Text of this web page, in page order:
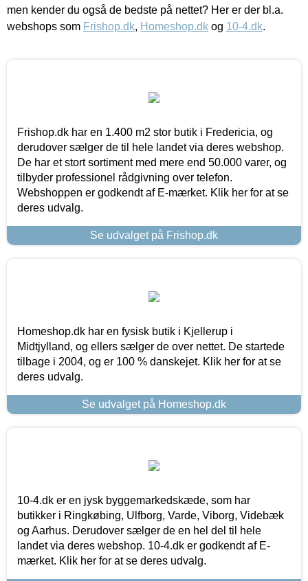
men kender du også de bedste på nettet? Her er der bl.a.
webshops som Frishop.dk, Homeshop.dk og 10-4.dk.
Frishop.dk har en 1.400 m2 stor butik i Fredericia, og
derudover sælger de til hele landet via deres webshop.
De har et stort sortiment med mere end 50.000 varer, og
tilbyder professionel rådgivning over telefon.
Webshoppen er godkendt af E-mærket. Klik her for at se
deres udvalg.
Se udvalget på Frishop.dk
Homeshop.dk har en fysisk butik i Kjellerup i
Midtjylland, og ellers sælger de over nettet. De startede
tilbage i 2004, og er 100 % danskejet. Klik her for at se
deres udvalg.
Se udvalget på Homeshop.dk
10-4.dk er en jysk byggemarkedskæde, som har
butikker i Ringkøbing, Ulfborg, Varde, Viborg, Videbæk
og Aarhus. Derudover sælger de en hel del til hele
landet via deres webshop. 10-4.dk er godkendt af E-
mærket. Klik her for at se deres udvalg.